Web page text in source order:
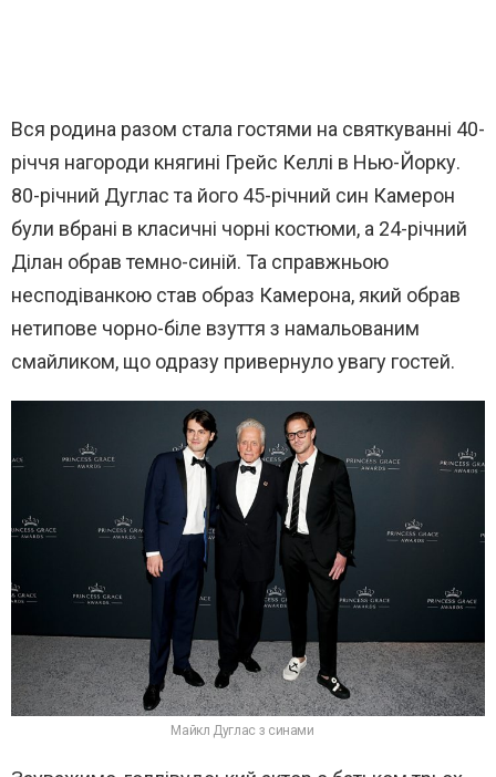
Вся родина разом стала гостями на святкуванні 40-
річчя нагороди княгині Грейс Келлі в Нью-Йорку.
80-річний Дуглас та його 45-річний син Камерон
були вбрані в класичні чорні костюми, а 24-річний
Ділан обрав темно-синій. Та справжньою
несподіванкою став образ Камерона, який обрав
нетипове чорно-біле взуття з намальованим
смайликом, що одразу привернуло увагу гостей.
Майкл Дуглас з синами